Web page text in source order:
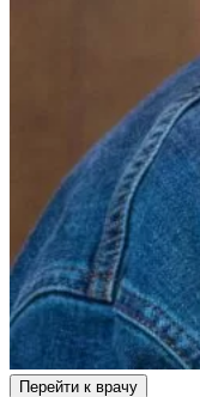
Перейти к врачу